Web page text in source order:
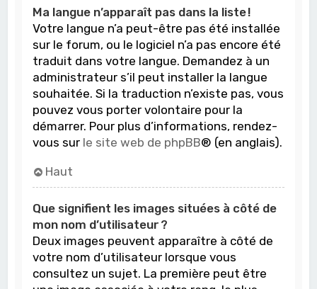
Ma langue n’apparaît pas dans la liste !
Votre langue n’a peut-être pas été installée
sur le forum, ou le logiciel n’a pas encore été
traduit dans votre langue. Demandez à un
administrateur s’il peut installer la langue
souhaitée. Si la traduction n’existe pas, vous
pouvez vous porter volontaire pour la
démarrer. Pour plus d’informations, rendez-
vous sur le site web de phpBB® (en anglais).
Haut
Que signifient les images situées à côté de
mon nom d’utilisateur ?
Deux images peuvent apparaître à côté de
votre nom d’utilisateur lorsque vous
consultez un sujet. La première peut être